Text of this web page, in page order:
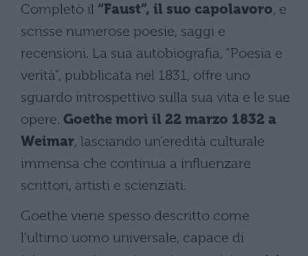
Completò il “Faust”, il suo capolavoro, e
scrisse numerose poesie, saggi e
recensioni. La sua autobiografia, “Poesia e
verità”, pubblicata nel 1831, offre uno
sguardo introspettivo sulla sua vita e le sue
opere. Goethe morì il 22 marzo 1832 a
Weimar, lasciando un’eredità culturale
immensa che continua a influenzare
scrittori, artisti e scienziati​.
Goethe viene spesso descritto come
l’ultimo uomo universale, capace di